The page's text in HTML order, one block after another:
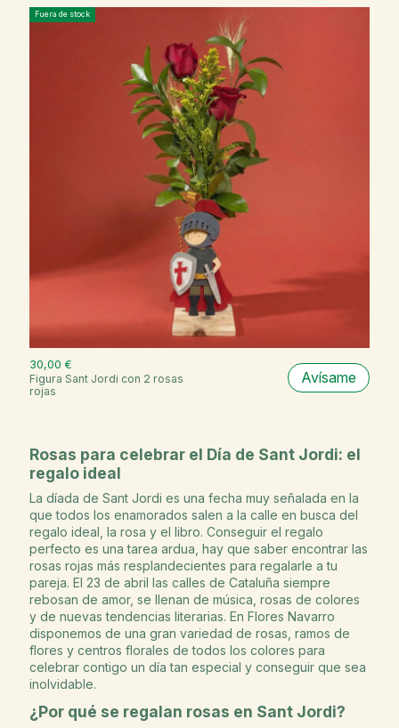
Fuera de stock
30,00 €
Figura Sant Jordi con 2 rosas
rojas
Avísame
Rosas para celebrar el Día de Sant Jordi: el
regalo ideal​
La díada de Sant Jordi es una fecha muy señalada en la
que todos los enamorados salen a la calle en busca del
regalo ideal, la rosa y el libro. Conseguir el regalo
perfecto es una tarea ardua, hay que saber encontrar las
rosas rojas más resplandecientes para regalarle a tu
pareja. El 23 de abril las calles de Cataluña siempre
rebosan de amor, se llenan de música, rosas de colores
y de nuevas tendencias literarias. En Flores Navarro
disponemos de una gran variedad de rosas, ramos de
flores y centros florales de todos los colores para
celebrar contigo un día tan especial y conseguir que sea
inolvidable.
¿Por qué se regalan rosas en Sant Jordi?